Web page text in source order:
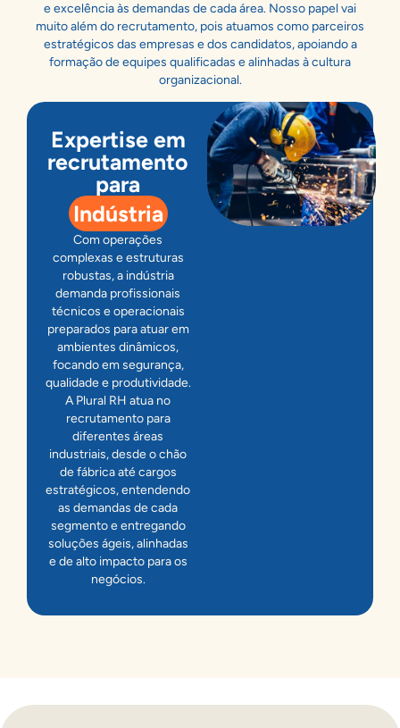
e excelência às demandas de cada área. Nosso papel vai
muito além do recrutamento, pois atuamos como parceiros
estratégicos das empresas e dos candidatos, apoiando a
formação de equipes qualificadas e alinhadas à cultura
organizacional.
Expertise em
recrutamento
para
Indústria
Com operações
complexas e estruturas
robustas, a indústria
demanda profissionais
técnicos e operacionais
preparados para atuar em
ambientes dinâmicos,
focando em segurança,
qualidade e produtividade.
A Plural RH atua no
recrutamento para
diferentes áreas
industriais, desde o chão
de fábrica até cargos
estratégicos, entendendo
as demandas de cada
segmento e entregando
soluções ágeis, alinhadas
e de alto impacto para os
negócios.